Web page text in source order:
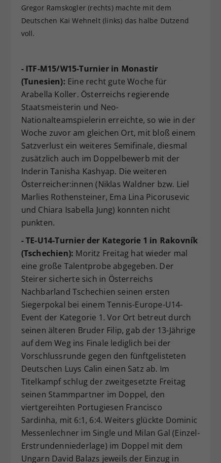
Gregor Ramskogler (rechts) machte mit dem
Deutschen Kai Wehnelt (links) das halbe Dutzend
voll.
- ITF-M15/W15-Turnier in Monastir
(Tunesien): Eine recht gute Woche für
Arabella Koller. Österreichs regierende
Staatsmeisterin und Neo-
Nationalteamspielerin erreichte, so wie in der
Woche zuvor am gleichen Ort, mit bloß einem
Satzverlust ein weiteres Semifinale, diesmal
zusätzlich auch im Doppelbewerb mit der
Inderin Tanisha Kashyap. Die weiteren
Österreicher:innen (Niklas Waldner bzw. Liel
Marlies Rothensteiner, Ema Lina Picorusevic
und Chiara Isabella Jung) konnten nicht
punkten.
- TE-U14-Turnier der Kategorie 1 in Rakovník
(Tschechien): Moritz Freitag hat wieder mal
eine große Talentprobe abgegeben. Der
Steirer sicherte sich in Österreichs
Nachbarland Tschechien seinen ersten
Siegerpokal bei einem Tennis-Europe-U14-
Event der Kategorie 1. Vor Ort betreut durch
seinen älteren Bruder Filip, gab der 13-Jährige
auf dem Weg ins Finale lediglich bei der
Vorschlussrunde gegen den fünftgelisteten
Deutschen Luys Calin einen Satz ab. Im
Titelkampf schlug der zweitgesetzte Freitag
seinen Stammpartner im Doppel, den
viertgereihten Portugiesen Francisco
Sardinha, mit 6:1, 6:4. Weiters glückte Dominic
Messenlechner im Single und Milan Gal (Einzel-
Erstrundenniederlage) im Doppel mit dem
Ungarn David Balazs jeweils der Einzug in